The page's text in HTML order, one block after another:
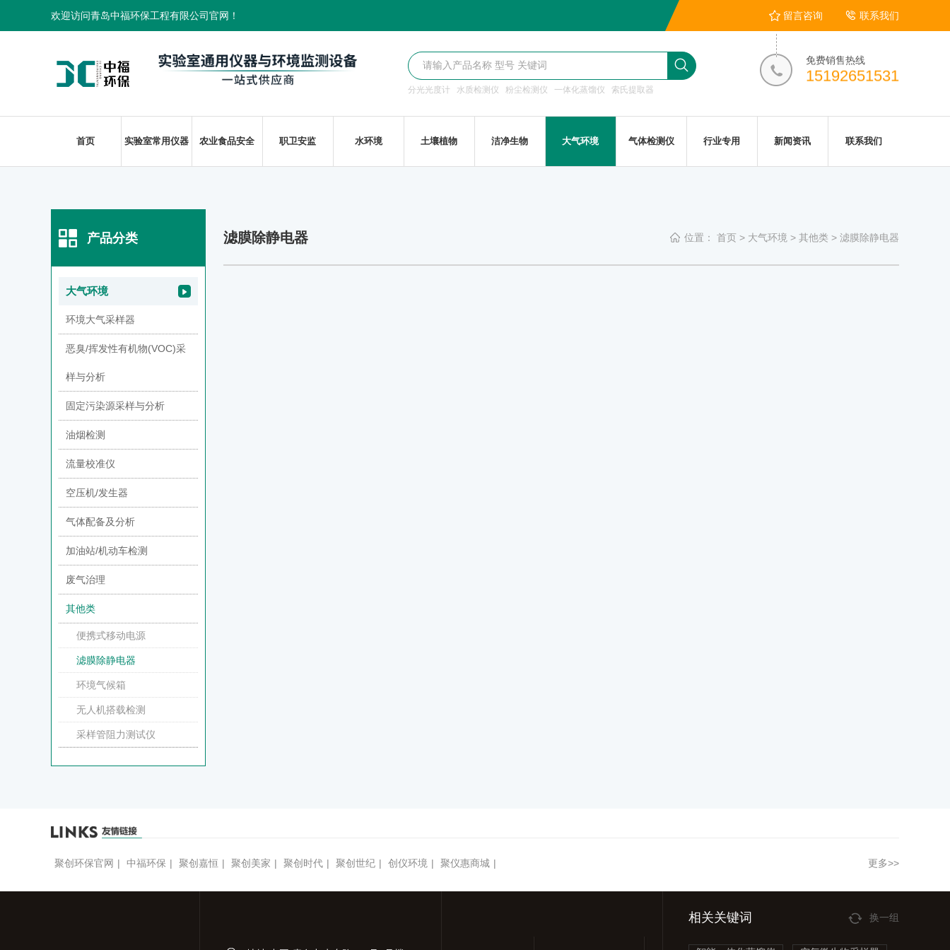
欢迎访问青岛中福环保工程有限公司官网！ 留言咨询 联系我们
分光光度计 水质检测仪 粉尘检测仪 一体化蒸馏仪 索氏提取器
免费销售热线
15192651531
首页 实验室常用仪器 农业食品安全 职卫安监 水环境 土壤植物 洁净生物 大气环境 气体检测仪 行业专用 新闻资讯 联系我们
滤膜除静电器 位置： 首页 > 大气环境 > 其他类 > 滤膜除静电器
产品分类
大气环境
环境大气采样器
恶臭/挥发性有机物(VOC)采
样与分析
固定污染源采样与分析
油烟检测
流量校准仪
空压机/发生器
气体配备及分析
加油站/机动车检测
废气治理
其他类
便携式移动电源
滤膜除静电器
环境气候箱
无人机搭载检测
采样管阻力测试仪
聚创环保官网 | 中福环保 | 聚创嘉恒 | 聚创美家 | 聚创时代 | 聚创世纪 | 创仪环境 | 聚仪惠商城 | 更多>>
相关关键词 换一组